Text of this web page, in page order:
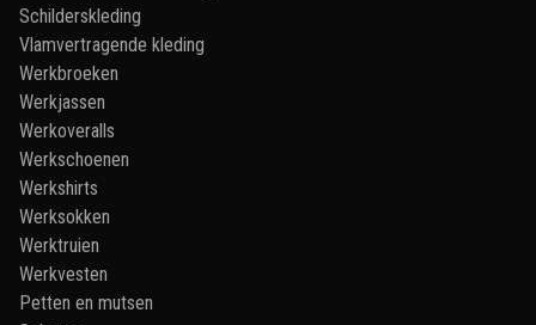
Schilderskleding
Vlamvertragende kleding
Werkbroeken
Werkjassen
Werkoveralls
Werkschoenen
Werkshirts
Werksokken
Werktruien
Werkvesten
Petten en mutsen